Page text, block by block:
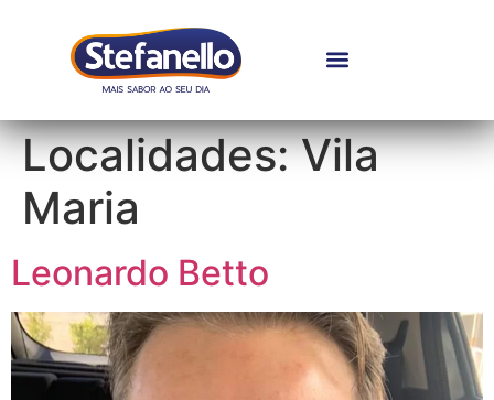
Localidades:Vila
Maria
Leonardo Betto